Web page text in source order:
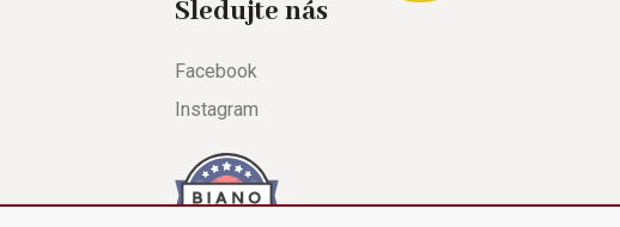
Sledujte nás
Facebook
Instagram